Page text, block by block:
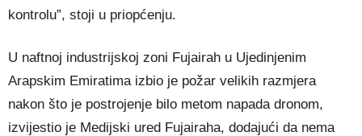
kontrolu”, stoji u priopćenju.
U naftnoj industrijskoj zoni Fujairah u Ujedinjenim
Arapskim Emiratima izbio je požar velikih razmjera
nakon što je postrojenje bilo metom napada dronom,
izvijestio je Medijski ured Fujairaha, dodajući da nema